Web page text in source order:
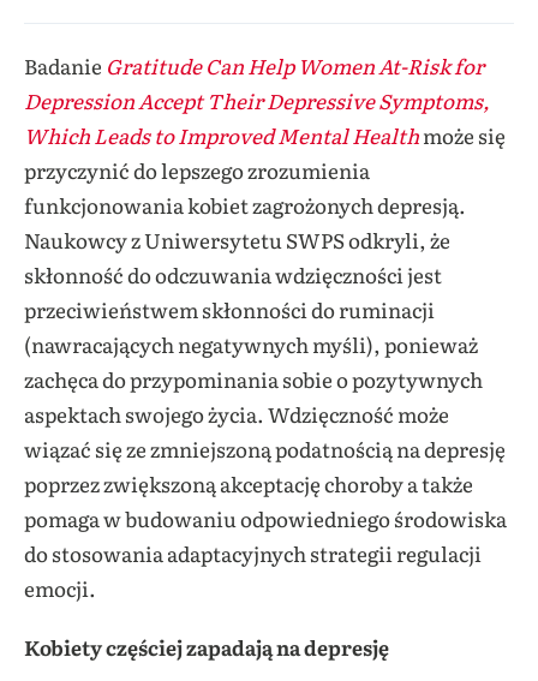
Badanie Gratitude Can Help Women At-Risk for
Depression Accept Their Depressive Symptoms,
Which Leads to Improved Mental Healthmoże się
przyczynić do lepszego zrozumienia
funkcjonowania kobiet zagrożonych depresją.
Naukowcy z Uniwersytetu SWPS odkryli, że
skłonność do odczuwania wdzięczności jest
przeciwieństwem skłonności do ruminacji
(nawracających negatywnych myśli), ponieważ
zachęca do przypominania sobie o pozytywnych
aspektach swojego życia. Wdzięczność może
wiązać się ze zmniejszoną podatnością na depresję
poprzez zwiększoną akceptację choroby a także
pomaga w budowaniu odpowiedniego środowiska
do stosowania adaptacyjnych strategii regulacji
emocji.
Kobiety częściej zapadają na depresję